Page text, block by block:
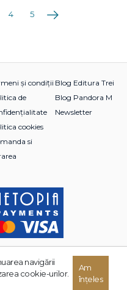
4 5 Următoarea
și condiții
de
cookies
si
Blog Editura Trei
Blog Pandora M
Newsletter
drepturile rezervate.
navigării
cookie-urilor.
Am
înțeles